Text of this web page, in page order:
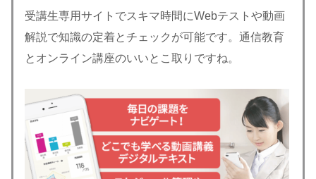
受講生専用サイトでスキマ時間にWebテストや動画
解説で知識の定着とチェックが可能です。通信教育
とオンライン講座のいいとこ取りですね。